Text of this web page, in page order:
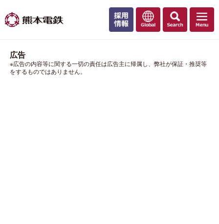
広告
※広告の内容等に関する一切の責任は広告主に帰属し、弊社が保証・推奨等
をするものではありません。